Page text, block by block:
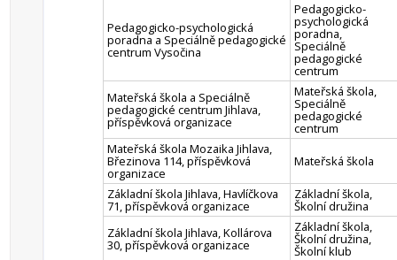
Pedagogicko-psychologická
poradna a Speciálně pedagogické
centrum Vysočina
Pedagogicko-
psychologická
poradna,
Speciálně
pedagogické
centrum
Mateřská škola a Speciálně
pedagogické centrum Jihlava,
příspěvková organizace
Mateřská škola,
Speciálně
pedagogické
centrum
Mateřská škola Mozaika Jihlava,
Březinova 114, příspěvková
organizace
Mateřská škola
Základní škola Jihlava, Havlíčkova
71, příspěvková organizace
Základní škola,
Školní družina
Základní škola Jihlava, Kollárova
30, příspěvková organizace
Základní škola,
Školní družina,
Školní klub